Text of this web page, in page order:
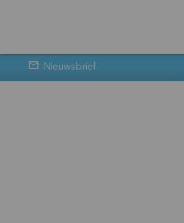
Nieuwsbrief